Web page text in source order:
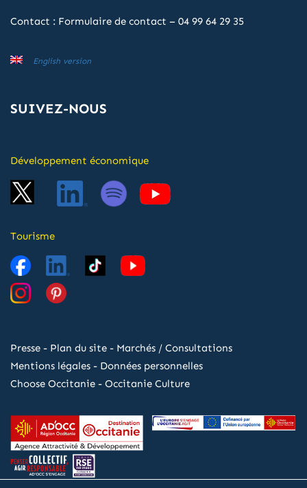
Contact : Formulaire de contact – 04 99 64 29 35
English version
SUIVEZ-NOUS
Développement économique
Tourisme
Presse - Plan du site - Marchés / Consultations
Mentions légales - Données personnelles
Choose Occitanie - Occitanie Culture